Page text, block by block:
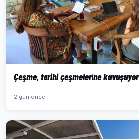
Çeşme, tarihi çeşmelerine kavuşuyor
2 gün önce